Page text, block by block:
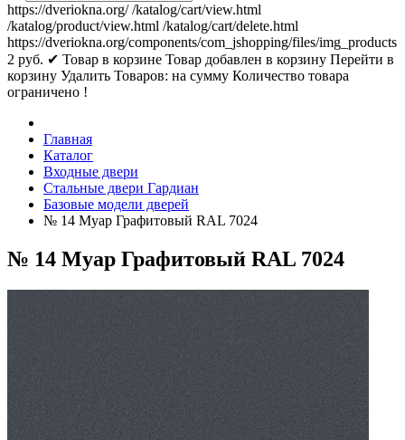
https://dveriokna.org/ /katalog/cart/view.html
/katalog/product/view.html /katalog/cart/delete.html
https://dveriokna.org/components/com_jshopping/files/img_products
2 руб. ✔ Товар в корзине Товар добавлен в корзину Перейти в
корзину Удалить Товаров: на сумму Количество товара
ограничено !
Главная
Каталог
Входные двери
Стальные двери Гардиан
Базовые модели дверей
№ 14 Муар Графитовый RAL 7024
№ 14 Муар Графитовый RAL 7024